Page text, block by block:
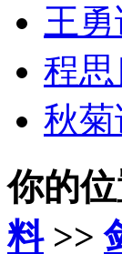
王
程
秋
你的位
料>>